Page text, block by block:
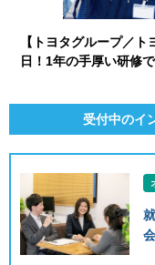
【トヨタグループ／
日！1年の手厚い研修
受付中のイ